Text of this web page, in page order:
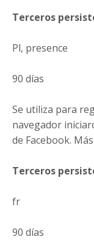
Terceros
Pl, presence
90 días
Se utiliza para
navegador
de Facebook.
Terceros
fr
90 días